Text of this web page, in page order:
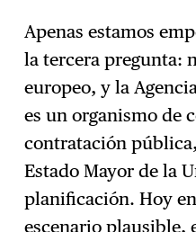
Apenas estamos
la tercera pregunta:
europeo, y la
es un organismo de
contratación
Estado Mayor de la
planificación. Hoy
escenario plausible,